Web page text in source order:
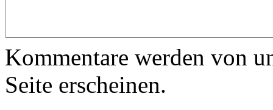
Kommentare werden von
Seite erscheinen.